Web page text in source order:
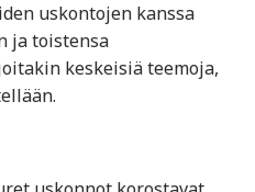
uskontojen kanssa
ja toistensa
keskeisiä teemoja,